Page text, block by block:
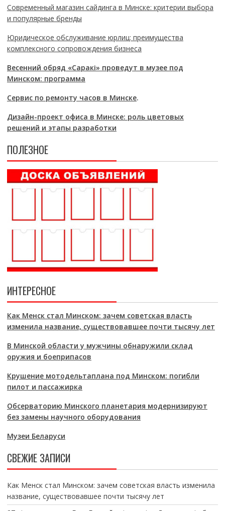
Современный магазин сайдинга в Минске: критерии выбора
и популярные бренды
Юридическое обслуживание юрлиц: преимущества
комплексного сопровождения бизнеса
Весенний обряд «Саракі» проведут в музее под
Минском: программа
Сервис по ремонту часов в Минске.
Дизайн-проект офиса в Минске: роль цветовых
решений и этапы разработки
ПОЛЕЗНОЕ
ИНТЕРЕСНОЕ
Как Менск стал Минском: зачем советская власть
изменила название, существовавшее почти тысячу лет
В Минской области у мужчины обнаружили склад
оружия и боеприпасов
Крушение мотодельтаплана под Минском: погибли
пилот и пассажирка
Обсерваторию Минского планетария модернизируют
без замены научного оборудования
Музеи Беларуси
СВЕЖИЕ ЗАПИСИ
Как Менск стал Минском: зачем советская власть изменила
название, существовавшее почти тысячу лет